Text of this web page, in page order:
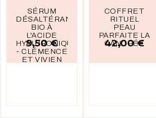
SÉRUM
DÉSALTÉRANT
BIO À
L'ACIDE
HYALURONIQUE
- CLÉMENCE
ET VIVIEN
Prix
9,50 €
COFFRET
RITUEL
PEAU
PARFAITE LA
CANOPÉE
Prix
42,00 €